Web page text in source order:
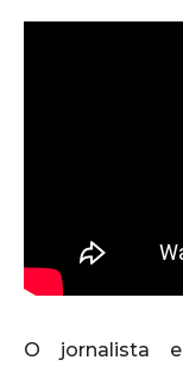
O jornalista e